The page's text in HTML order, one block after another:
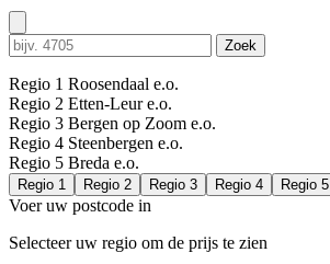
Zoek
Regio 1 Roosendaal e.o.
Regio 2 Etten-Leur e.o.
Regio 3 Bergen op Zoom e.o.
Regio 4 Steenbergen e.o.
Regio 5 Breda e.o.
Regio 1 Regio 2 Regio 3 Regio 4 Regio 5
Voer uw postcode in
Selecteer uw regio om de prijs te zien